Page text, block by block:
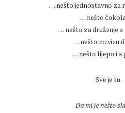
… nešto jednostavno za
… nešto
… nešto za druženje
… nešto mrvicu
… nešto lijepo i s
Sve je tu.
Da mi je nešto